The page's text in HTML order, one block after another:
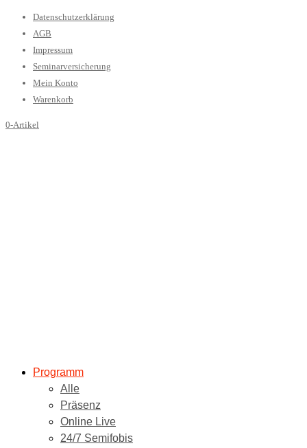
Datenschutzerklärung
AGB
Impressum
Seminarversicherung
Mein Konto
Warenkorb
0-Artikel
Programm
Alle
Präsenz
Online Live
24/7 Semifobis